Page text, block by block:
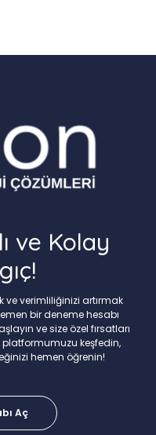
ve Kolay
ve verimliliğinizi artırmak
bir deneme hesabı
ve size özel fırsatları
keşfedin,
hemen öğrenin!
Aç